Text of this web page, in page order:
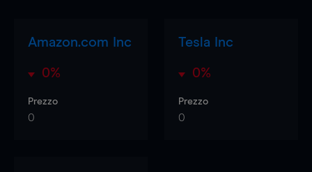
Amazon.com Inc
0%
Prezzo
0
Tesla Inc
0%
Prezzo
0